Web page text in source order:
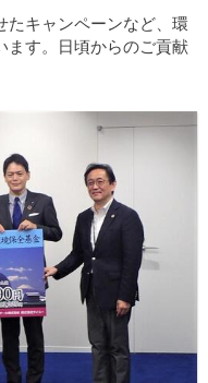
たキャンペーンなど、環
ます。日頃からのご貢献